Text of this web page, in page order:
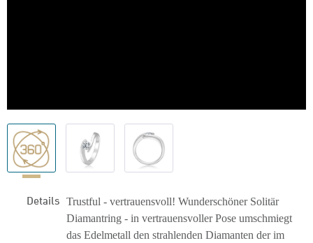
Details Trustful - vertrauensvoll! Wunderschöner Solitär
Diamantring - in vertrauensvoller Pose umschmiegt
das Edelmetall den strahlenden Diamanten der im